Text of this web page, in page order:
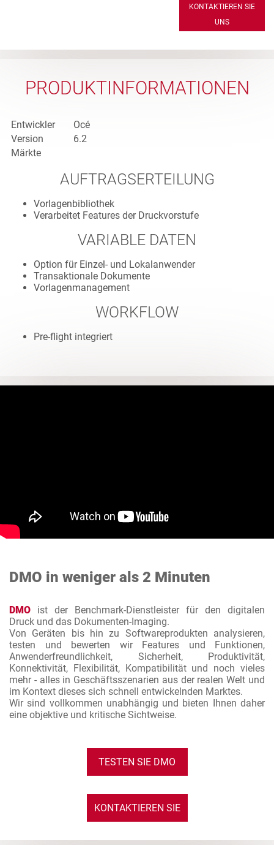
KONTAKTIEREN SIE
UNS
PRODUKTINFORMATIONEN
Entwickler
Océ
Version
6.2
Märkte
AUFTRAGSERTEILUNG
Vorlagenbibliothek
Verarbeitet Features der Druckvorstufe
VARIABLE DATEN
Option für Einzel- und Lokalanwender
Transaktionale Dokumente
Vorlagenmanagement
WORKFLOW
Pre-flight integriert
DMO in weniger als 2 Minuten
DMO ist der Benchmark-Dienstleister für den digitalen
Druck und das Dokumenten-Imaging.
Von Geräten bis hin zu Softwareprodukten analysieren,
testen und bewerten wir Features und Funktionen,
Anwenderfreundlichkeit, Sicherheit, Produktivität,
Konnektivität, Flexibilität, Kompatibilität und noch vieles
mehr - alles in Geschäftsszenarien aus der realen Welt und
im Kontext dieses sich schnell entwickelnden Marktes.
Wir sind vollkommen unabhängig und bieten Ihnen daher
eine objektive und kritische Sichtweise.
TESTEN SIE DMO
KONTAKTIEREN SIE